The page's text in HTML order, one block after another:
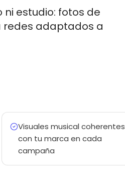
estudio: fotos de
redes adaptados a
Visuales musical coherentes
con tu marca en cada
campaña